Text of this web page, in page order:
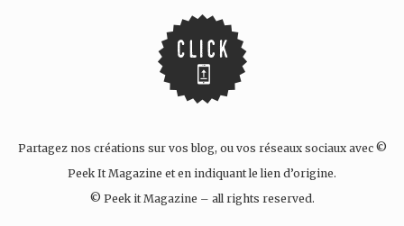
Partagez nos créations sur vos blog, ou vos réseaux sociaux avec ©
Peek It Magazine et en indiquant le lien d’origine.
© Peek it Magazine – all rights reserved.